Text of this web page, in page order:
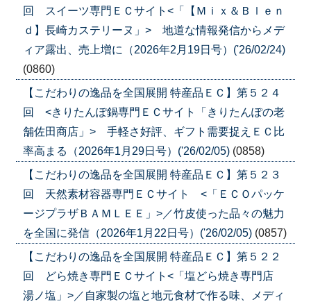
回 スイーツ専門ＥＣサイト<「【Ｍｉｘ＆Ｂｌｅｎ
ｄ】長崎カステリーヌ」> 地道な情報発信からメデ
ィア露出、売上増に（2026年2月19日号）('26/02/24)
(0860)
【こだわりの逸品を全国展開 特産品ＥＣ】第５２４
回 <きりたんぽ鍋専門ＥＣサイト「きりたんぽの老
舗佐田商店」> 手軽さ好評、ギフト需要捉えＥＣ比
率高まる（2026年1月29日号）('26/02/05) (0858)
【こだわりの逸品を全国展開 特産品ＥＣ】第５２３
回 天然素材容器専門ＥＣサイト <「ＥＣＯパッケ
ージプラザＢＡＭＬＥＥ」>／竹皮使った品々の魅力
を全国に発信（2026年1月22日号）('26/02/05) (0857)
【こだわりの逸品を全国展開 特産品ＥＣ】第５２２
回 どら焼き専門ＥＣサイト<「塩どら焼き専門店
湯ノ塩」>／自家製の塩と地元食材で作る味、メディ